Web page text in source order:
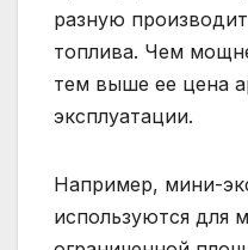
разную
топлива. Чем
тем выше ее цена
эксплуатации.
Например, мини-
используются для